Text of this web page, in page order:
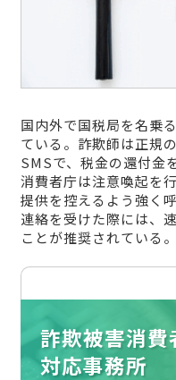
国内外で国税局を名乗
ている。詐欺師は正規
SMSで、税金の還付金
消費者庁は注意喚起を
提供を控えるよう強く
連絡を受けた際には、
ことが推奨されている。
詐欺被害消費
対応事務所